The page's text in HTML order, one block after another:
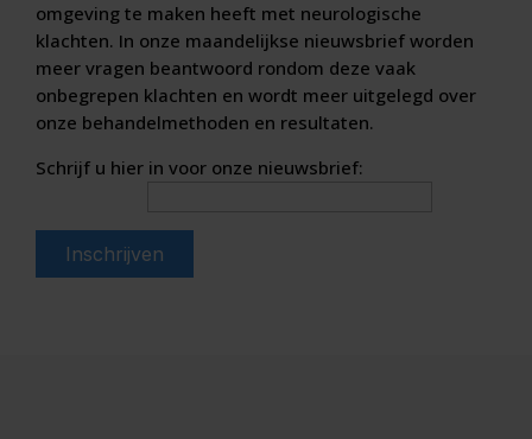
omgeving te maken heeft met neurologische
klachten. In onze maandelijkse nieuwsbrief worden
meer vragen beantwoord rondom deze vaak
onbegrepen klachten en wordt meer uitgelegd over
onze behandelmethoden en resultaten.
Schrijf u hier in voor onze nieuwsbrief: